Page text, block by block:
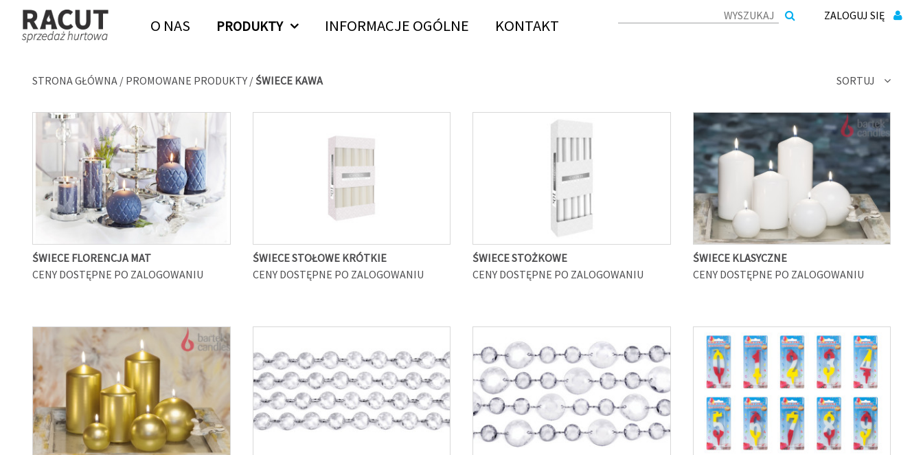
O NAS PRODUKTY INFORMACJE OGÓLNE KONTAKT
ZALOGUJ SIĘ
STRONA GŁÓWNA / PROMOWANE PRODUKTY /ŚWIECE KAWA SORTUJ
ŚWIECE FLORENCJA MAT
CENY DOSTĘPNE PO ZALOGOWANIU
ŚWIECE STOŁOWE KRÓTKIE
CENY DOSTĘPNE PO ZALOGOWANIU
ŚWIECE STOŻKOWE
CENY DOSTĘPNE PO ZALOGOWANIU
ŚWIECE KLASYCZNE
CENY DOSTĘPNE PO ZALOGOWANIU